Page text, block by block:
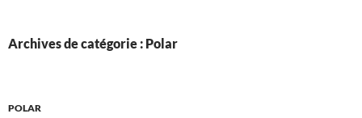
Archives de catégorie : Polar
POLAR